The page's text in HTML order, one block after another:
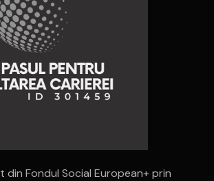
Fondul Social European+ prin